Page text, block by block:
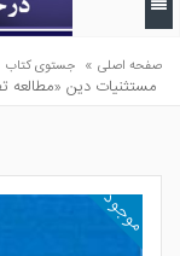
صفحه اصلی » جستوی کتاب
مستثنيات دين «مطالعه تطبيقي» (
موجود